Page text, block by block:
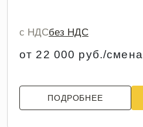
с НДСбез НДС
от 22 000 руб./смена
ПОДРОБНЕЕ